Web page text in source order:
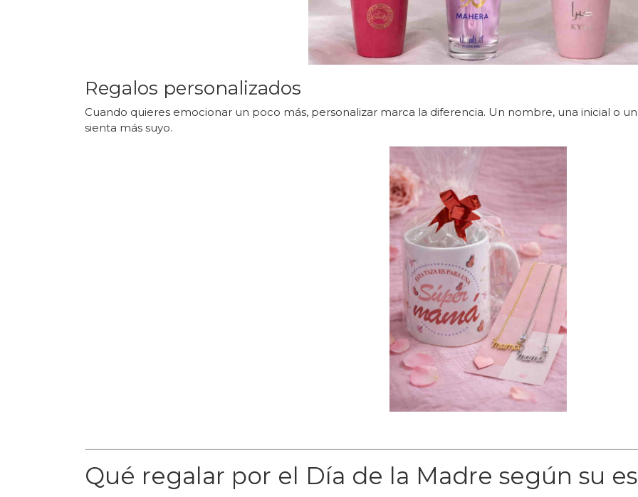
Regalos personalizados
Cuando quieres emocionar un poco más, personalizar marca la diferencia. Un nombre, una inicial o
sienta más suyo.
Qué regalar por el Día de la Madre según su